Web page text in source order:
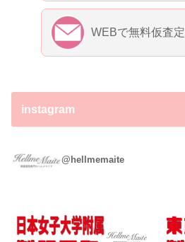
WEBで無料仮査定
instagram
@hellmemaite